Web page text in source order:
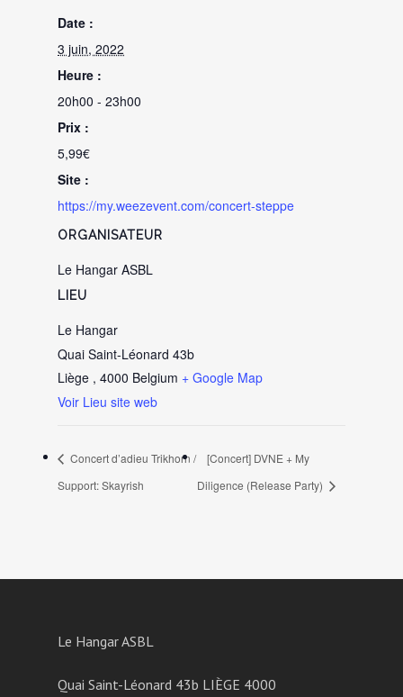
Date :
3 juin, 2022
Heure :
20h00 - 23h00
Prix :
5,99€
Site :
https://my.weezevent.com/concert-steppe
LIEU
Le Hangar
Quai Saint-Léonard 43b
Liège , 4000 Belgium + Google Map
Voir Lieu site web
ORGANISATEUR
Le Hangar ASBL
Concert d’adieu Trikhorn /
Support: Skayrish
[Concert] DVNE + My
Diligence (Release Party)
Le Hangar ASBL
Quai Saint-Léonard 43b LIÈGE 4000